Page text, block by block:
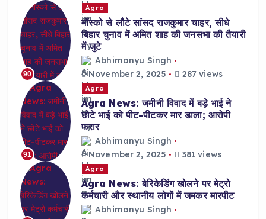
90
Agra
मॉस्को से लौटे सांसद राजकुमार चाहर, सीधे
बिहार चुनाव में अमित शाह की जनसभा की तैयारी
में जुटे
Abhimanyu Singh
November 2, 2025
287 views
91
Agra
Agra News: जमीनी विवाद में बड़े भाई ने
छोटे भाई को पीट-पीटकर मार डाला; आरोपी
फरार
Abhimanyu Singh
November 2, 2025
381 views
Agra
Agra News: बेरिकेडिंग खोलने पर मेट्रो
कर्मचारी और स्थानीय लोगों में जमकर मारपीट
Abhimanyu Singh